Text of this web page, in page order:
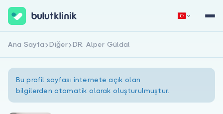
Hemen Kaydol
Ana Sayfa Diğer DR. Alper Güldal
Bu profil sayfası internete açık olan
bilgilerden otomatik olarak oluşturulmuştur.